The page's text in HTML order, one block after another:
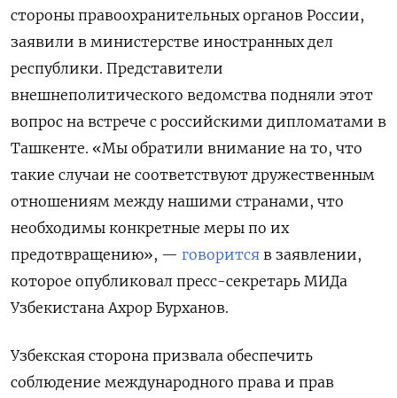
стороны правоохранительных органов России,
заявили в министерстве иностранных дел
республики. Представители
внешнеполитического ведомства подняли этот
вопрос на встрече с российскими дипломатами в
Ташкенте. «Мы обратили внимание на то, что
такие случаи не соответствуют дружественным
отношениям между нашими странами, что
необходимы конкретные меры по их
предотвращению», — говорится в заявлении,
которое опубликовал пресс-секретарь МИДа
Узбекистана Ахрор Бурханов.
Узбекская сторона призвала обеспечить
соблюдение международного права и прав